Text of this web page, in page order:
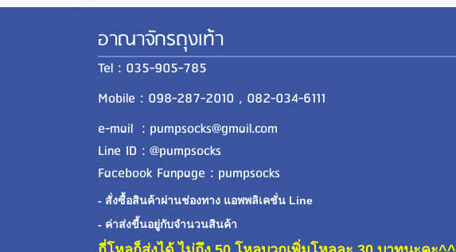
อาณาจักรถุงเท้า
Tel : 035-905-785
Mobile : 098-287-2010 , 082-034-6111
e-mail : pumpsocks@gmail.com
Line ID : @pumpsocks
Facebook Fanpage : pumpsocks
- สั่งซื้อสินค้าผ่านช่องทาง แอพพลิเคชั่น Line
- ค่าส่งขี้นอยู่กับจำนวนสินค้า